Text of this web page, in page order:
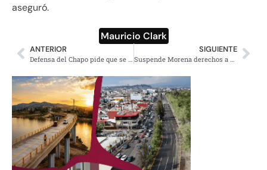
aseguró.
Mauricio Clark
ANTERIOR SIGUIENTE